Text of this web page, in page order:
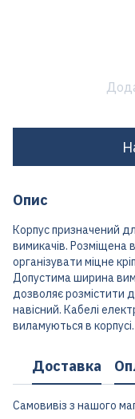
Опис
Корпус призначений
вимикачів. Розміщена
організувати міцне
Допустима ширина
дозволяє розмістити
навісний. Кабелі
виламуються в корпусі.
Доставка
Самовивіз з нашого